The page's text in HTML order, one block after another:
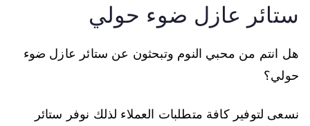
ستائر عازل ضوء حولي
هل انتم من محبي النوم وتبحثون عن ستائر عازل ضوء
حولي؟
نسعى لتوفير كافة متطلبات العملاء لذلك نوفر ستائر